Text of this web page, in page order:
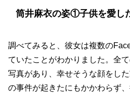
筒井麻衣の姿①子供を愛し
調べてみると、彼女は複数の
ていたことがわかりました。全
写真があり、幸せそうな顔をし
の事件が起きたにもかかわらず